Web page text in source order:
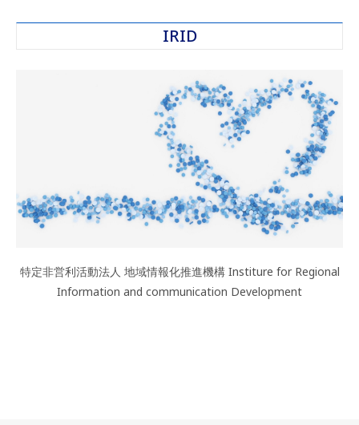
IRID
特定非営利活動法人 地域情報化推進機構 Institure for Regional
Information and communication Development